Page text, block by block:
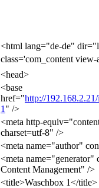
<html lang="de-de"
class='com_content
<head>
<base
href="http://
1 " />
<meta http-
charset=utf-8" />
<meta name="author"
<meta name="generator"
Content Management" />
<title>Waschbox 1</title>